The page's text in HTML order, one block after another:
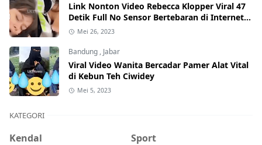
Link Nonton Video Rebecca Klopper Viral 47
Detik Full No Sensor Bertebaran di Internet,
Hati-Hati Phising!
Mei 26, 2023
Bandung , Jabar
Viral Video Wanita Bercadar Pamer Alat Vital
di Kebun Teh Ciwidey
Mei 5, 2023
KATEGORI
Kendal
Sport